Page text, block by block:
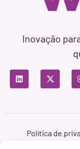
Inovação
Política de